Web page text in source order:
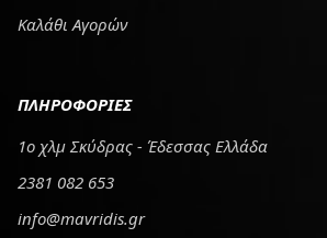
Καλάθι Αγορών
ΠΛΗΡΟΦΟΡΙΕΣ
1ο χλμ Σκύδρας - Έδεσσας Ελλάδα
2381 082 653
info@mavridis.gr